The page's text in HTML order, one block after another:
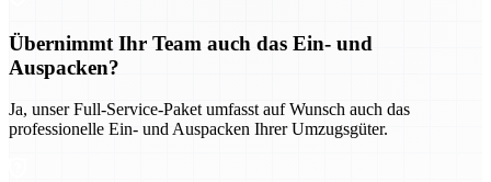
Übernimmt Ihr Team auch das Ein- und
Auspacken?
Ja, unser Full-Service-Paket umfasst auf Wunsch auch das
professionelle Ein- und Auspacken Ihrer Umzugsgüter.